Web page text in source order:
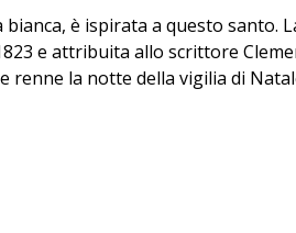
è ispirata a questo santo.
e attribuita allo scrittore
la notte della vigilia di